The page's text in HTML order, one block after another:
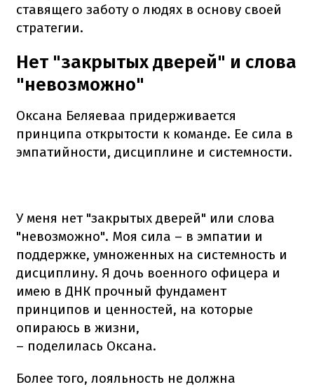
ставящего заботу о людях в основу своей
стратегии.
Нет "закрытых дверей" и слова
"невозможно"
Оксана Беляеваа придерживается
принципа открытости к команде. Ее сила в
эмпатийности, дисциплине и системности.
У меня нет "закрытых дверей" или слова
"невозможно". Моя сила – в эмпатии и
поддержке, умноженных на системность и
дисциплину. Я дочь военного офицера и
имею в ДНК прочный фундамент
принципов и ценностей, на которые
опираюсь в жизни,
– поделилась Оксана.
Более того, лояльность не должна